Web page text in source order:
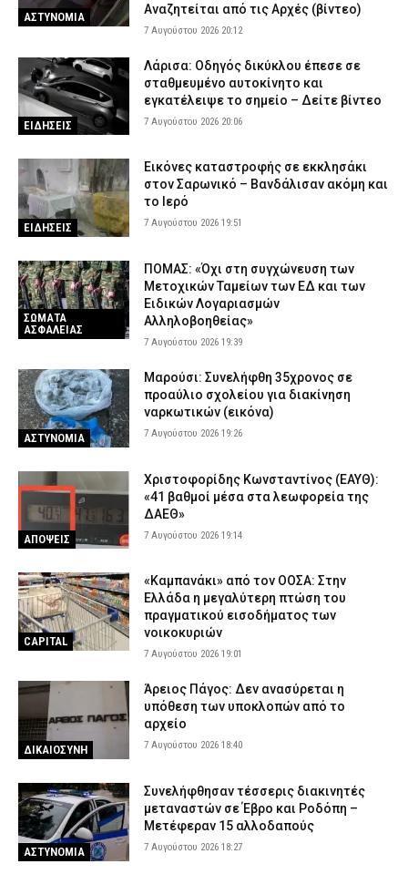
ΑΣΤΥΝΟΜΙΑ
Αναζητείται από τις Αρχές (βίντεο)
7 Αυγούστου 2026 20:12
ΕΙΔΗΣΕΙΣ
Λάρισα: Οδηγός δικύκλου έπεσε σε
σταθμευμένο αυτοκίνητο και
εγκατέλειψε το σημείο – Δείτε βίντεο
7 Αυγούστου 2026 20:06
ΕΙΔΗΣΕΙΣ
Εικόνες καταστροφής σε εκκλησάκι
στον Σαρωνικό – Βανδάλισαν ακόμη και
το Ιερό
7 Αυγούστου 2026 19:51
ΣΩΜΑΤΑ
ΑΣΦΑΛΕΙΑΣ
ΠΟΜΑΣ: «Όχι στη συγχώνευση των
Μετοχικών Ταμείων των ΕΔ και των
Ειδικών Λογαριασμών
Αλληλοβοηθείας»
7 Αυγούστου 2026 19:39
ΑΣΤΥΝΟΜΙΑ
Μαρούσι: Συνελήφθη 35χρονος σε
προαύλιο σχολείου για διακίνηση
ναρκωτικών (εικόνα)
7 Αυγούστου 2026 19:26
ΑΠΟΨΕΙΣ
Χριστοφορίδης Κωνσταντίνος (ΕΑΥΘ):
«41 βαθμοί μέσα στα λεωφορεία της
ΔΑΕΘ»
7 Αυγούστου 2026 19:14
CAPITAL
«Καμπανάκι» από τον ΟΟΣΑ: Στην
Ελλάδα η μεγαλύτερη πτώση του
πραγματικού εισοδήματος των
νοικοκυριών
7 Αυγούστου 2026 19:01
ΔΙΚΑΙΟΣΥΝΗ
Άρειος Πάγος: Δεν ανασύρεται η
υπόθεση των υποκλοπών από το
αρχείο
7 Αυγούστου 2026 18:40
ΑΣΤΥΝΟΜΙΑ
Συνελήφθησαν τέσσερις διακινητές
μεταναστών σε Έβρο και Ροδόπη –
Μετέφεραν 15 αλλοδαπούς
7 Αυγούστου 2026 18:27